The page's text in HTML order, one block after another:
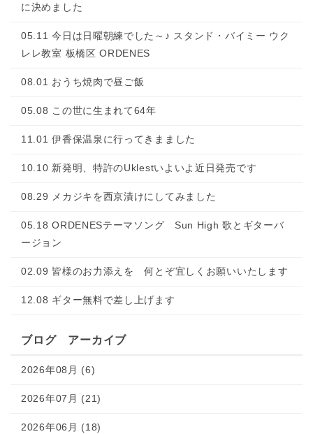
に決めました
05.11 今日は日曜朝練でした～♪ スタンド・バイミー ウク
レレ教室 板橋区 ORDENES
08.01 おうち焼肉で昼ご飯
05.08 この世に生まれて64年
11.01 伊香保温泉に行ってきまました
10.10 新発明、特許のUklestいよいよ近日発売です
08.29 メカジキを西京漬けにしてみました
05.18 ORDENESテーマソング Sun High 歌とギターバ
ージョン
02.09 皆様のお力添えを 何とぞ宜しくお願いいたします
12.08 ギター無料で差し上げます
ブログ アーカイブ
2026年08月 (6)
2026年07月 (21)
2026年06月 (18)